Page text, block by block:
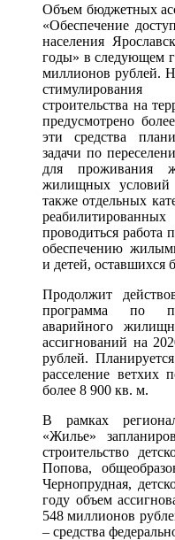
Объем бюджетных
«Обеспечение
населения
годы» в следующем
миллионов рублей.
строительства на
предусмотрено
эти средства
задачи по
для проживания
жилищных условий
также отдельных
проводиться работа
обеспечению
и детей, оставшихся
Продолжит
программа по
аварийного
ассигнований на
рублей.
расселение
более 8 900 кв. м.
В рамках
«Жилье»
строительство
Попова,
Чернопрудная,
году объем
548 миллионов
– средства